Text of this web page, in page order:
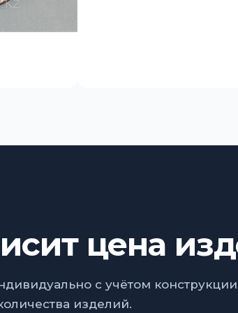
цена
с учётом
изделий.